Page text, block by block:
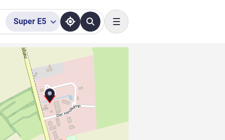
Super E5
Toggle navigation